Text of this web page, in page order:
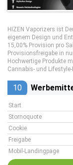
HIZEN Vaporizers ist
eigenem Design und
15,00% Provision pro
Provisionsfreigabe in
Hochwertige Produkte
Cannabis- und Lifestyle-
10
Start
Stornoquote
Cookie
Freigabe
Mobil-Landingpage